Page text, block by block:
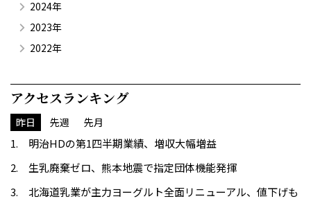
2024年
2023年
2022年
アクセスランキング
昨日 先週 先月
明治HDの第1四半期業績、増収大幅増益
生乳廃棄ゼロ、熊本地震で指定団体機能発揮
北海道乳業が主力ヨーグルト全面リニューアル、値下げも